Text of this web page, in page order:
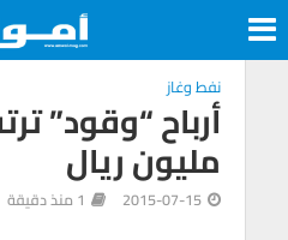
نفط وغاز
مليون ريال
2015-07-15 1 منذ دقيقة